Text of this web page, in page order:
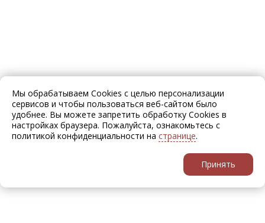
Мы обрабатываем Cookies с целью персонализации
сервисов и чтобы пользоваться веб-сайтом было
удобнее. Вы можете запретить обработку Cookies в
настройках браузера. Пожалуйста, ознакомьтесь с
политикой конфиденциальности на странице.
Принять